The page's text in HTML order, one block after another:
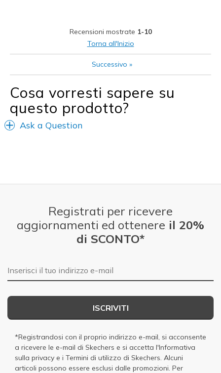
Casual Wear
Going Out
Travel
Width
Feels true to width
Sizing
Feels true to size
Recensioni mostrate 1-10
Torna all'Inizio
Successivo »
Cosa vorresti sapere su
questo prodotto?
Ask a Question
Registrati per ricevere
aggiornamenti ed ottenere il 20%
di SCONTO*
E-mail
ISCRIVITI
*Registrandosi con il proprio indirizzo e-mail, si acconsente
a ricevere le e-mail di Skechers e si accetta l'Informativa
sulla privacy e i Termini di utilizzo di Skechers. Alcuni
articoli possono essere esclusi dalle promozioni. Per